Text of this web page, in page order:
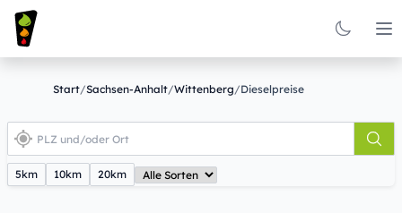
Start/Sachsen-Anhalt/Wittenberg/Dieselpreise
5km 10km 20km